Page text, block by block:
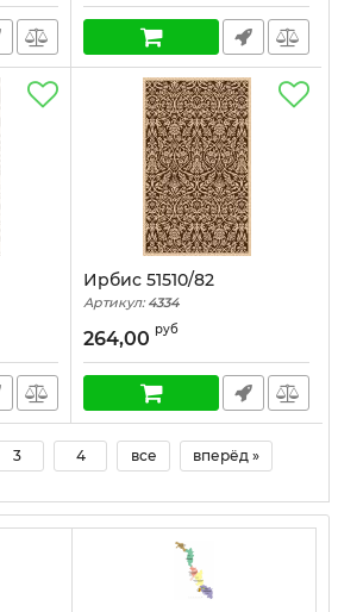
Ирбис 51510/82
Артикул: 4334
264,00 руб
3 4 все вперёд »